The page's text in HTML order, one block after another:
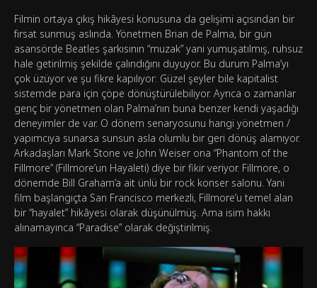
Filmin ortaya çıkış hikâyesi konusuna da gelişimi açısından bir
fırsat sunmuş aslında. Yönetmen Brian de Palma, bir gün
asansörde Beatles şarkısının “muzak” yani yumuşatılmış, ruhsuz
hale getirilmiş şekilde çalındığını duyuyor. Bu durum Palma’yı
çok üzüyor ve şu fikre kapılıyor: Güzel şeyler bile kapitalist
sistemde para için çöpe dönüştürülebiliyor. Ayrıca o zamanlar
genç bir yönetmen olan Palma’nın buna benzer kendi yaşadığı
deneyimler de var. O dönem senaryosunu hangi yönetmen /
yapımcıya sunarsa sunsun asla olumlu bir geri dönüş alamıyor.
Arkadaşları Mark Stone ve John Weiser ona “Phantom of the
Fillmore” (Fillmore’un Hayaleti) diye bir fikir veriyor. Fillmore, o
dönemde Bill Graham’a ait ünlü bir rock konser salonu. Yani
film başlangıçta San Francisco merkezli, Fillmore’u temel alan
bir “hayalet” hikâyesi olarak düşünülmüş. Ama isim hakkı
alınamayınca “Paradise” olarak değiştirilmiş.